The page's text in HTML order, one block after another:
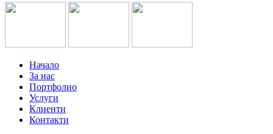
Начало
За нас
Портфолио
Услуги
Клиенти
Контакти